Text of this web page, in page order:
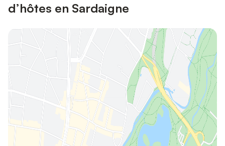
d’hôtes en Sardaigne